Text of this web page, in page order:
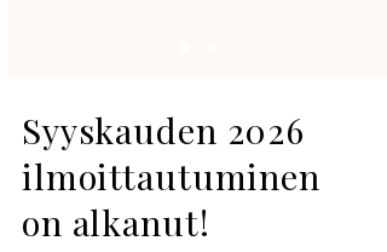
Syyskauden 2026
ilmoittautuminen
on alkanut!